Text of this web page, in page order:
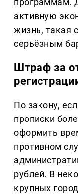
программам.
активную
жизнь, такая
серьёзным
Штраф за
По закону,
прописки
оформить
противном
рублей. В
крупных